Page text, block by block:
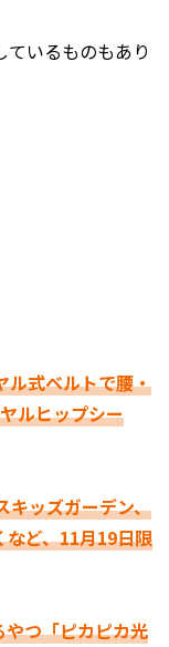
いるものもあり
ル式ベルトで腰・
ルヒップシー
キッズガーデン、
ど、11月19日限
つ「ピカピカ光